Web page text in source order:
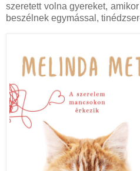
szeretett volna gyereket,
beszélnek egymással,